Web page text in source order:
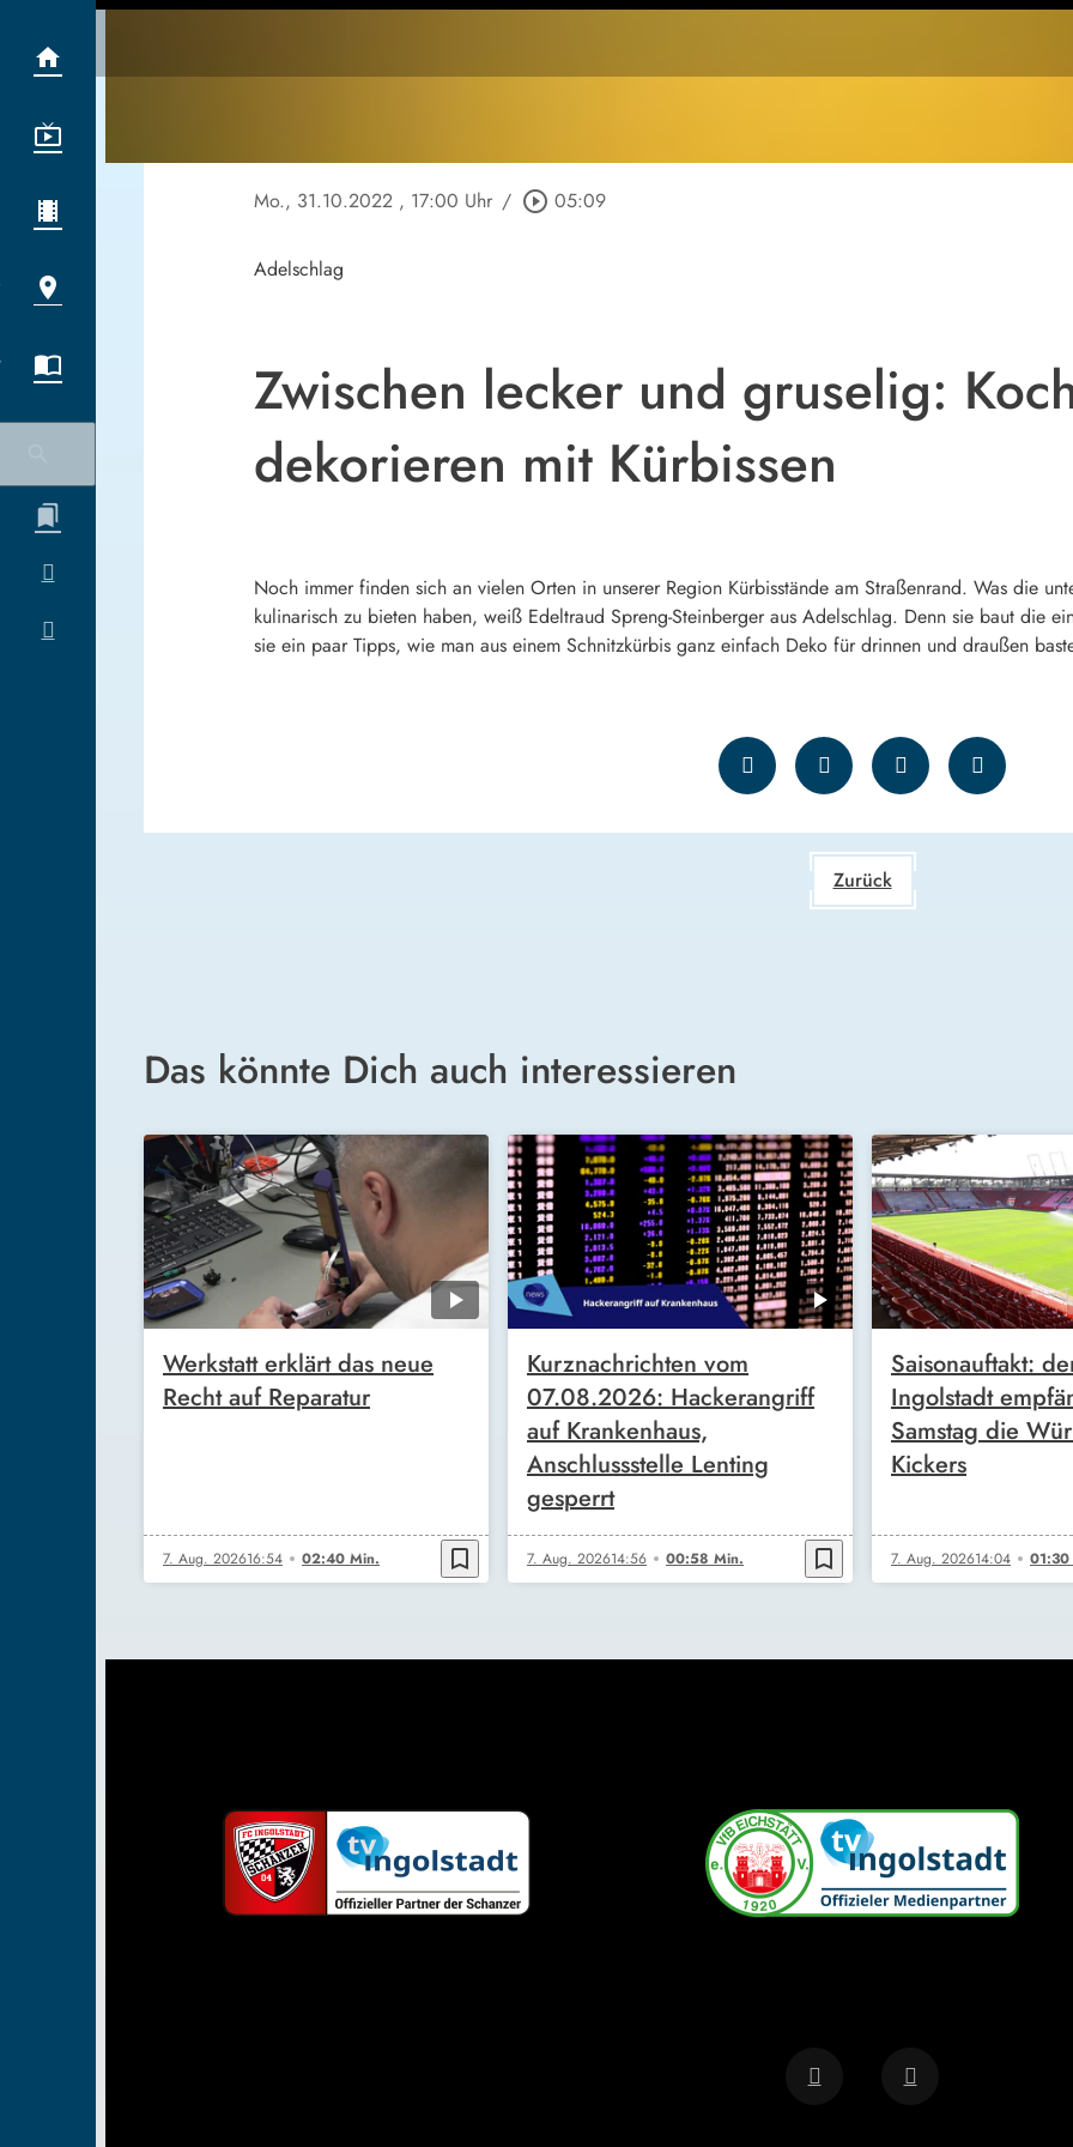
Mo., 31.10.2022 , 17:00 Uhr / play_circle_outline 05:09
Adelschlag
Zwischen lecker und gruselig:
dekorieren mit Kürbissen
Noch immer finden sich an vielen Orten in unserer Region Kürbisstände am Straßenrand. Was die
kulinarisch zu bieten haben, weiß Edeltraud Spreng-Steinberger aus Adelschlag. Denn sie baut die
sie ein paar Tipps, wie man aus einem Schnitzkürbis ganz einfach Deko für drinnen und draußen
Zurück
Das könnte Dich auch interessieren
Werkstatt erklärt das neue
Recht auf Reparatur
7. Aug. 202616:54 02:40 Min. bookmark_border
Kurznachrichten vom
07.08.2026: Hackerangriff
auf Krankenhaus,
Anschlussstelle Lenting
gesperrt
7. Aug. 202614:56 00:58 Min. bookmark_border
Saisonauftakt:
Ingolstadt
Samstag die
Kickers
7. Aug. 202614:04 01:30